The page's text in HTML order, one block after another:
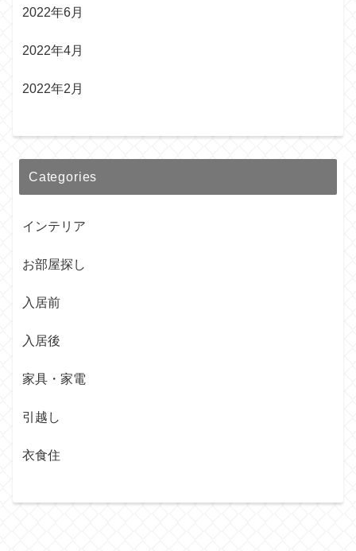
2022年6月
2022年4月
2022年2月
Categories
インテリア
お部屋探し
入居前
入居後
家具・家電
引越し
衣食住